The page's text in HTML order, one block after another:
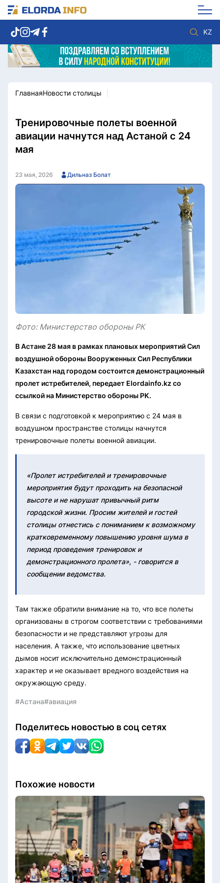
KZ
Новости столицы
Политика
Спорт
Культура
Разное
Видео
Мир
Послание
ГлавнаяНовости столицы
Тренировочные полеты военной
авиации начнутся над Астаной с 24
мая
23 мая, 2026 Дильназ Болат
Фото: Министерство обороны РК
В Астане 28 мая в рамках плановых мероприятий Сил
воздушной обороны Вооруженных Сил Республики
Казахстан над городом состоится демонстрационный
пролет истребителей, передает Elordainfo.kz со
ссылкой на Министерство обороны РК.
В связи с подготовкой к мероприятию с 24 мая в
воздушном пространстве столицы начнутся
тренировочные полеты военной авиации.
«Пролет истребителей и тренировочные
мероприятия будут проходить на безопасной
высоте и не нарушат привычный ритм
городской жизни. Просим жителей и гостей
столицы отнестись с пониманием к возможному
кратковременному повышению уровня шума в
период проведения тренировок и
демонстрационного пролета», - говорится в
сообщении ведомства.
Там также обратили внимание на то, что все полеты
организованы в строгом соответствии с требованиями
безопасности и не представляют угрозы для
населения. А также, что использование цветных
дымов носит исключительно демонстрационный
характер и не оказывает вредного воздействия на
окружающую среду.
#Астана#авиация
Поделитесь новостью в соц сетях
Похожие новости